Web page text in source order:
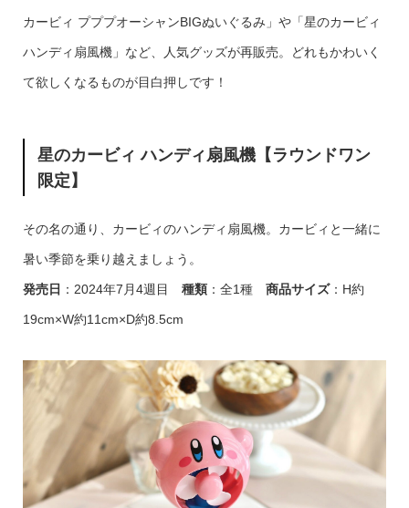
カービィ プププオーシャンBIGぬいぐるみ」や「星のカービィ
ハンディ扇風機」など、人気グッズが再販売。どれもかわいく
て欲しくなるものが目白押しです！
星のカービィ ハンディ扇風機【ラウンドワン
限定】
その名の通り、カービィのハンディ扇風機。カービィと一緒に
暑い季節を乗り越えましょう。
発売日 ：2024年7月4週目 種類：全1種 商品サイズ：H約
19cm×W約11cm×D約8.5cm